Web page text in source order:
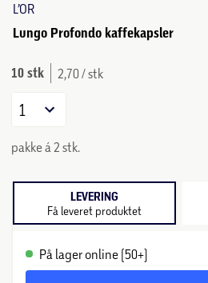
L’OR
Lungo Profondo kaffekapsler
10 stk 2,70 / stk
1
pakke á 2 stk.
LEVERING
Få leveret produktet
På lager online (50+)